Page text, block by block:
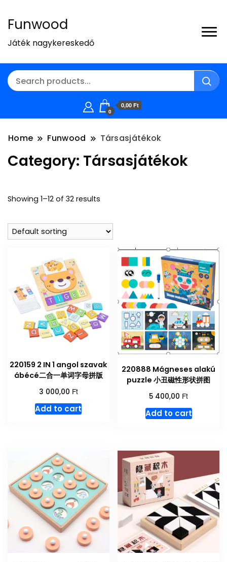
Funwood
Játék nagykereskedő
0
0,00 Ft
Home Funwood Társasjátékok
Category: Társasjátékok
Showing 1–12 of 32 results
220159 2 IN 1 angol szavak
ábécé二合一单词字母拼版
3 000,00 Ft
Add to cart
220888 Mágneses alakú
puzzle 小丑磁性形状拼图
5 400,00 Ft
Add to cart